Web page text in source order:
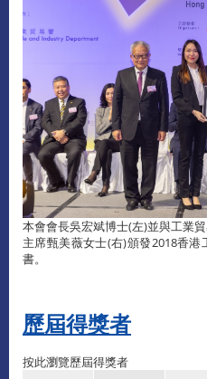
本會會長吳宏斌博士(左)並與工業
主席甄美薇女士(右)頒發2018香
書。
歷屆得獎者
按此瀏覽歷屆得獎者